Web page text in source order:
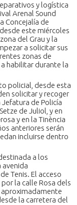
y logística
Arenal Sound
Concejalía de
este miércoles
del Grau y la
a solicitar sus
zonas de
habilitar durante la
policial, desde esta
solicitar y recoger
de Policía
de Juliol, y en
y en la Tinència
anteriores serán
incluirse dentro
a los
avenida
Tenis. El acceso
la calle Rosa dels
la carretera del